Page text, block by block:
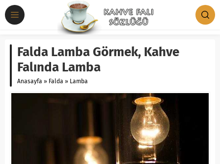
Falda Lamba Görmek, Kahve
Falında Lamba
Anasayfa » Falda » Lamba